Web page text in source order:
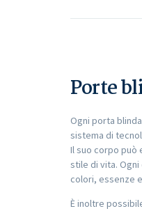
Porte
Ogni porta
sistema di
Il suo corpo può
stile di vita.
colori, essenze
È inoltre